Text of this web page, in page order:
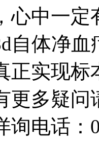
心中一定
自体净
正实现标
更多疑问
询电话：